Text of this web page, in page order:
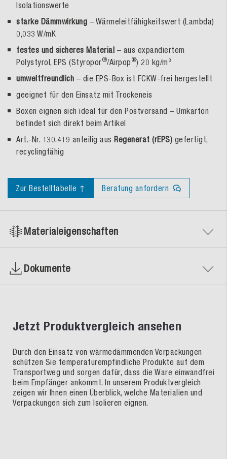
Isolationswerte
starke Dämmwirkung – Wärmeleitfähigkeitswert (Lambda)
0,033 W/mK
festes und sicheres Material – aus expandiertem
Polystyrol, EPS (Styropor®/Airpop ®) 20 kg/m³
umweltfreundlich – die EPS-Box ist FCKW-frei hergestellt
geeignet für den Einsatz mit Trockeneis
Boxen eignen sich ideal für den Postversand – Umkarton
befindet sich direkt beim Artikel
Art.-Nr. 130.419 anteilig aus Regenerat (rEPS) gefertigt,
recyclingfähig
Zur Bestelltabelle ↑ Beratung anfordern
Materialeigenschaften
Dokumente
Jetzt Produktvergleich ansehen
Durch den Einsatz von wärmedämmenden Verpackungen
schützen Sie temperaturempfindliche Produkte auf dem
Transportweg und sorgen dafür, dass die Ware einwandfrei
beim Empfänger ankommt. In unserem Produktvergleich
zeigen wir Ihnen einen Überblick, welche Materialien und
Verpackungen sich zum Isolieren eignen.